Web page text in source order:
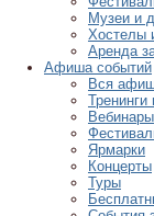
Музеи и
Хостелы
Аренда
Афиша событий
Вся
Вебинары
Ярмарки
Концерты
Туры